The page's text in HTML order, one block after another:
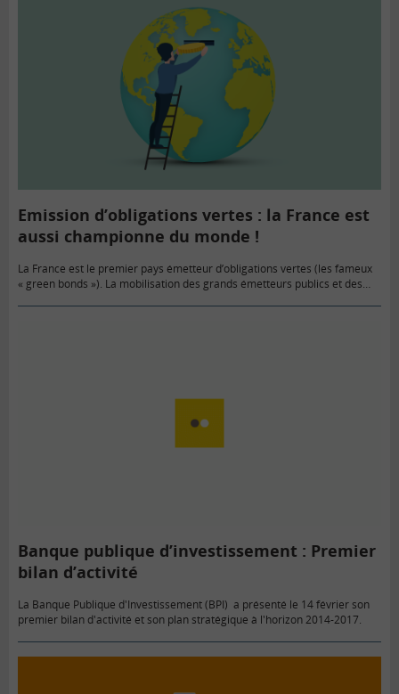
Emission d’obligations vertes : la France est
aussi championne du monde !
La France est le premier pays émetteur d’obligations vertes (les fameux
« green bonds »). La mobilisation des grands émetteurs publics et des
Banque publique d’investissement : Premier
bilan d’activité
La Banque Publique d'Investissement (BPI) a présenté le 14 février son
premier bilan d'activité et son plan stratégique à l'horizon 2014-2017.